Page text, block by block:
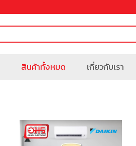
สินค้าทั้งหมด เกี่ยวกับเรา